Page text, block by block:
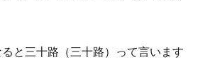
と三十路（三十路）って言います